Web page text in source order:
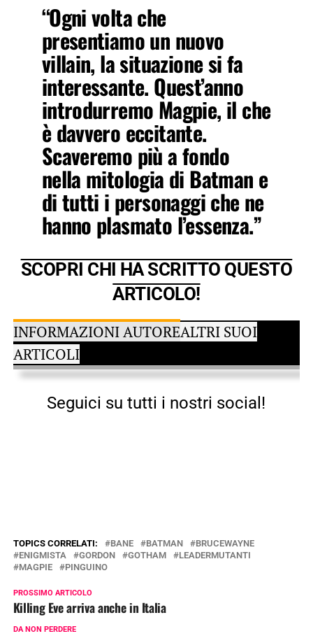
“Ogni volta che
presentiamo un nuovo
villain, la situazione si fa
interessante. Quest’anno
introdurremo Magpie, il che
è davvero eccitante.
Scaveremo più a fondo
nella mitologia di Batman e
di tutti i personaggi che ne
hanno plasmato l’essenza.”
SCOPRI CHI HA SCRITTO QUESTO
ARTICOLO!
INFORMAZIONI AUTOREALTRI SUOI
ARTICOLI
Seguici su tutti i nostri social!
TOPICS CORRELATI: BANE BATMAN
BRUCEWAYNE
ENIGMISTA
GORDON GOTHAM
LEADERMUTANTI
MAGPIE
PINGUINO
PROSSIMO ARTICOLO
Killing Eve arriva anche in Italia
DA NON PERDERE